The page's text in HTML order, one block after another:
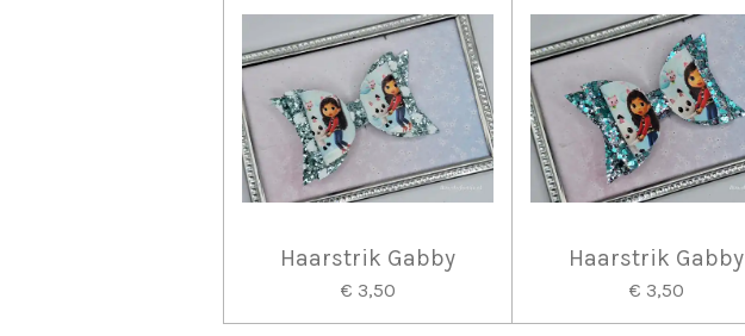
Haarstrik Gabby
€ 3,50
Haarstrik Gabby
€ 3,50